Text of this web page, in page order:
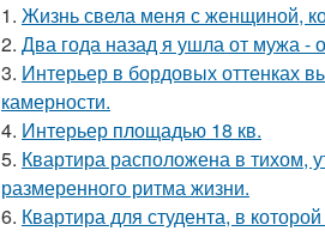
1. Жизнь свела меня с женщиной,
2. Два года назад я ушла от мужа -
3. Интерьер в бордовых оттенках
камерности.
4. Интерьер площадью 18 кв.
5. Квартира расположена в тихом,
размеренного ритма жизни.
6. Квартира для студента, в